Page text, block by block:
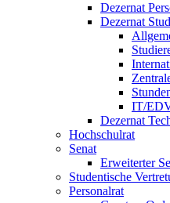
Dezernat
Dezernat
IT/
Dezernat
Hochschulrat
Senat
Erweiterter
Studentische
Personalrat